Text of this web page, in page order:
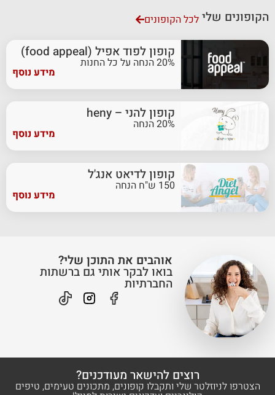
הקופונים שלי לכל הקופונים
קופון לפוד אפיל (food appeal)
20% הנחה על כל החנות
מידע נוסף
קופון להני – heny
20% הנחה
מידע נוסף
קופון לדיאט אנג'ל
150 ש"ח הנחה
מידע נוסף
אוהבים את התוכן שלי?
בואו לבקר אותי גם ברשתות
החברתיות
רוצים להישאר מעודכנים?
הצטרפו לניוזלטר שלי ותקבלו קופונים, מתכונים טעימים, טיפים